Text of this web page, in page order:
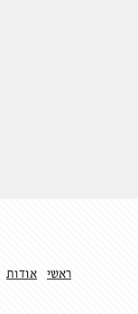
ראשי אודות